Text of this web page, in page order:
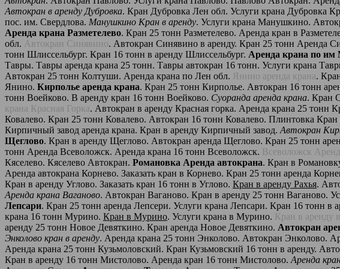
Автокран в аренду Дубровка. Кран Дубровка Лен обл. Услуги крана Дубровка
пос. им. Свердлова. Манушкино Кран в аренду. Услуги крана Манушкино.
Аренда крана Разметелево. Кран 25 тонн Разметелево. Аренда кран в
обл. Автокран Синявино. Автокран Синявино в аренду. Кран 25 тонн Аренда
тонн Шлиссельбург. Кран 16 тонн в аренду Шлиссельбург. Аренда крана по им
Тавры. Тавры аренда крана 25 тонн. Тавры автокран 16 тонн. Услуги крана
Автокран 25 тонн Колтуши. Аренда крана по Лен обл. Янино аренда крана.
Янино. Кирполье аренда крана. Кран 25 тонн Кирполье. Автокран 16 тонн
тонн Воейково. В аренду кран 16 тонн Воейково. Суоранда аренда крана. Кран
крана Красная Горка. Автокран в аренду Красная горка. Аренда крана 25 тонн
Ковалево. Кран 25 тонн Ковалево. Автокран 16 тонн Ковалево. Плинтовка Кран
Кирпичный завод аренда крана. Кран в аренду Кирпичный завод. Автокран
Щеглово. Кран в аренду Щеглово. Автокран аренда Щеглово. Кран 25 тонн
тонн Аренда Всеволожск. Аренда крана 16 тонн Всеволожск. Всеволожск
Кяселево. Кяселево Автокран. Романовка Аренда автокрана. Кран в
Аренда автокрана Корнево. Заказать кран в Корнево. Кран 25 тонн аренда
Кран в аренду Углово. Заказать кран 16 тонн в Углово. Кран в аренду Рахья.
Аренда крана Ваганово. Автокран Ваганово. Кран в аренду 25 тонн Ваганово.
Лепсари. Кран 25 тонн аренда Лепсери. Услуги крана Лепсари. Кран 16 тонн
крана 16 тонн Мурино. Кран в Мурино. Услуги крана в Мурино. Кран в аренду
аренду 25 тонн Новое Девяткино. Кран аренда Новое Девяткино. Автокран
Энколово кран в аренду. Аренда крана 25 тонн Энколово. Автокран Энколово.
Аренда крана 25 тонн Кузьмоловский. Кран Кузьмовский 16 тонн в аренду.
Кран в аренду 16 тонн Мистолово. Аренда кран 16 тонн Мистолово. Аренда